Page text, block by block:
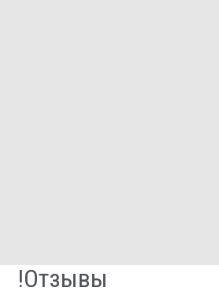
!Отзывы